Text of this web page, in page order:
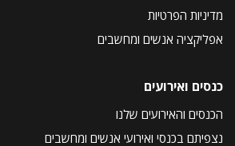
מדיניות הפרטיות
אפליקציה אנשים ומחשבים
כנסים ואירועים
הכנסים והאירועים שלנו
נצפיתם בכנסי ואירועי אנשים ומחשבים